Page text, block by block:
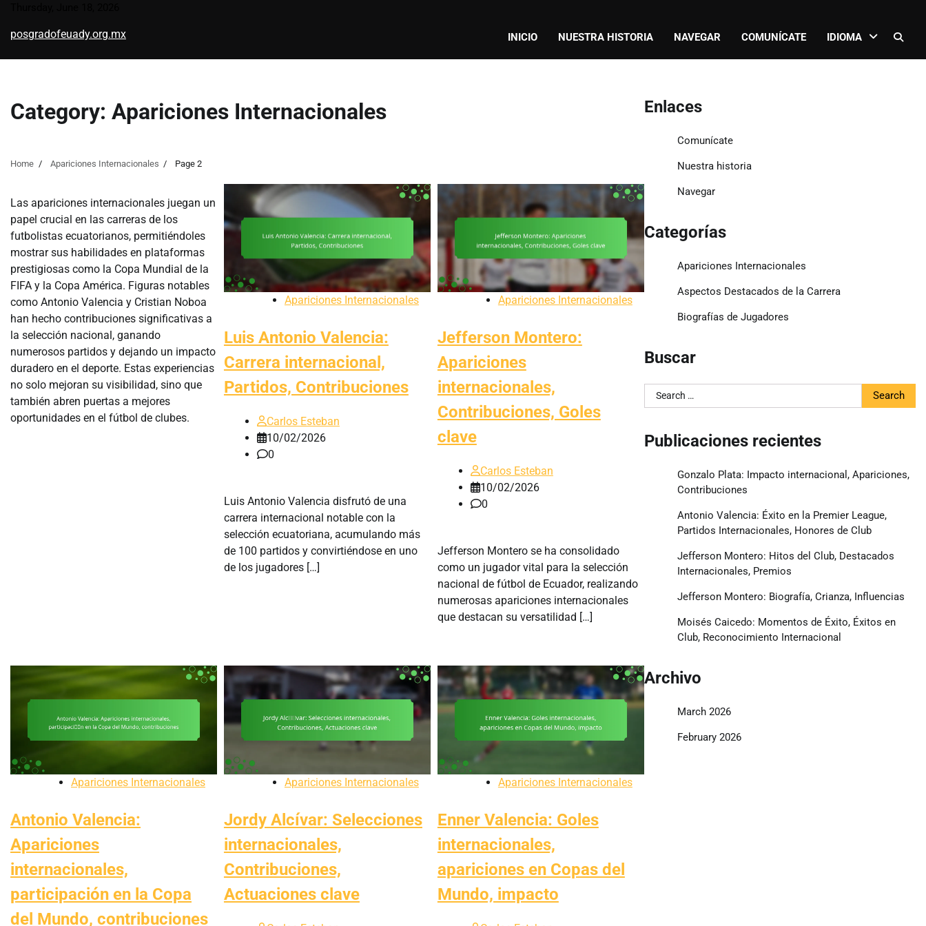
content
posgradofeuady.org.mx INICIO NUESTRA HISTORIA NAVEGAR COMUNÍCATE IDIOMA
Category: Apariciones Internacionales
Home Apariciones Internacionales Page 2
Las apariciones internacionales juegan un
papel crucial en las carreras de los
futbolistas ecuatorianos, permitiéndoles
mostrar sus habilidades en plataformas
prestigiosas como la Copa Mundial de la
FIFA y la Copa América. Figuras notables
como Antonio Valencia y Cristian Noboa
han hecho contribuciones significativas a
la selección nacional, ganando
numerosos partidos y dejando un impacto
duradero en el deporte. Estas experiencias
no solo mejoran su visibilidad, sino que
también abren puertas a mejores
oportunidades en el fútbol de clubes.
Apariciones Internacionales
Luis Antonio Valencia:
Carrera internacional,
Partidos, Contribuciones
Carlos Esteban
10/02/2026
0
Luis Antonio Valencia disfrutó de una
carrera internacional notable con la
selección ecuatoriana, acumulando más
de 100 partidos y convirtiéndose en uno
de los jugadores […]
Apariciones Internacionales
Jefferson Montero:
Apariciones
internacionales,
Contribuciones, Goles
clave
Carlos Esteban
10/02/2026
0
Jefferson Montero se ha consolidado
como un jugador vital para la selección
nacional de fútbol de Ecuador, realizando
numerosas apariciones internacionales
que destacan su versatilidad […]
Apariciones Internacionales
Antonio Valencia:
Apariciones
internacionales,
participación en la Copa
del Mundo, contribuciones
Apariciones Internacionales
Jordy Alcívar: Selecciones
internacionales,
Contribuciones,
Actuaciones clave
Apariciones Internacionales
Enner Valencia: Goles
internacionales,
apariciones en Copas del
Mundo, impacto
Enlaces
Comunícate
Nuestra historia
Navegar
Categorías
Apariciones Internacionales
Aspectos Destacados de la Carrera
Biografías de Jugadores
Buscar
Search
for:
Publicaciones recientes
Gonzalo Plata: Impacto internacional, Apariciones,
Contribuciones
Antonio Valencia: Éxito en la Premier League,
Partidos Internacionales, Honores de Club
Jefferson Montero: Hitos del Club, Destacados
Internacionales, Premios
Jefferson Montero: Biografía, Crianza, Influencias
Moisés Caicedo: Momentos de Éxito, Éxitos en
Club, Reconocimiento Internacional
Archivo
March 2026
February 2026